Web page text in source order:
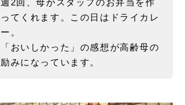
週2回、母がスタッフのお弁当を作
ってくれます。この日はドライカレ
ー。
「おいしかった」の感想が高齢母の
励みになっています。